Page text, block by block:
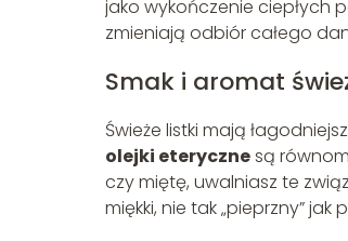
jako wykończenie ciepłych
zmieniają odbiór całego
Smak i aromat
Świeże listki mają
olejki eterycznesą
czy miętę, uwalniasz te
miękki, nie tak „pieprzny” jak